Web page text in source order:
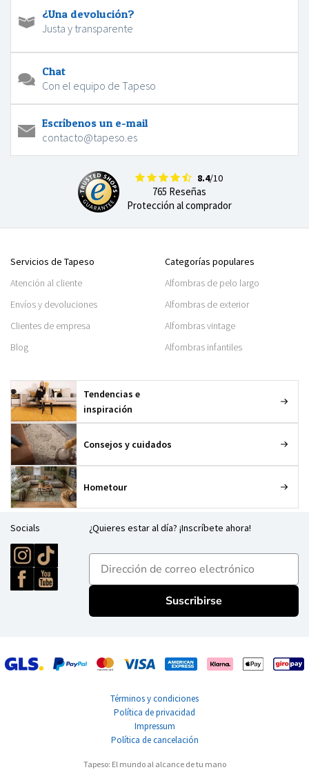
¿Una devolución?
Justa y transparente
Chat
Con el equipo de Tapeso
Escríbenos un e-mail
contacto@tapeso.es
8.4/10
765 Reseñas
Protección al comprador
Servicios de Tapeso
Atención al cliente
Envíos y devoluciones
Clientes de empresa
Blog
Categorías populares
Alfombras de pelo largo
Alfombras de exterior
Alfombras vintage
Alfombras infantiles
Tendencias e
inspiración
Consejos y cuidados
Hometour
Socials ¿Quieres estar al día? ¡Inscríbete ahora!
E-mailadres
Suscribirse
Términos y condiciones
Política de privacidad
Impressum
Política de cancelación
Tapeso: El mundo al alcance de tu mano